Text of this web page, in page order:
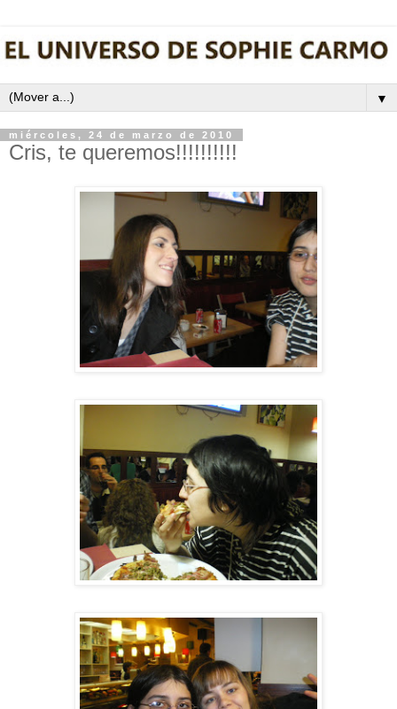
▼
miércoles, 24 de marzo de 2010
Cris, te queremos!!!!!!!!!!